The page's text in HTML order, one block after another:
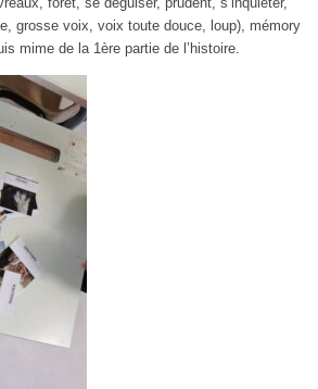
forêt, se déguiser, prudent, s’inquiéter,
grosse voix, voix toute douce, loup), mémory
mime de la 1ère partie de l’histoire.